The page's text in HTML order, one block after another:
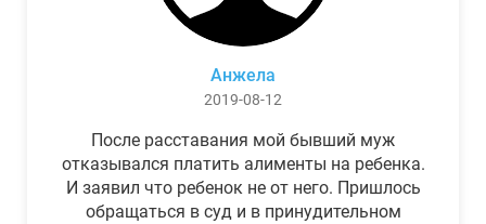
Анжела
2019-08-12
После расставания мой бывший муж
отказывался платить алименты на ребенка.
И заявил что ребенок не от него. Пришлось
обращаться в суд и в принудительном